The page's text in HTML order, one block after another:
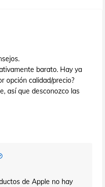
barato. Hay ya
opción calidad/precio?
así que desconozco las
de Apple no hay